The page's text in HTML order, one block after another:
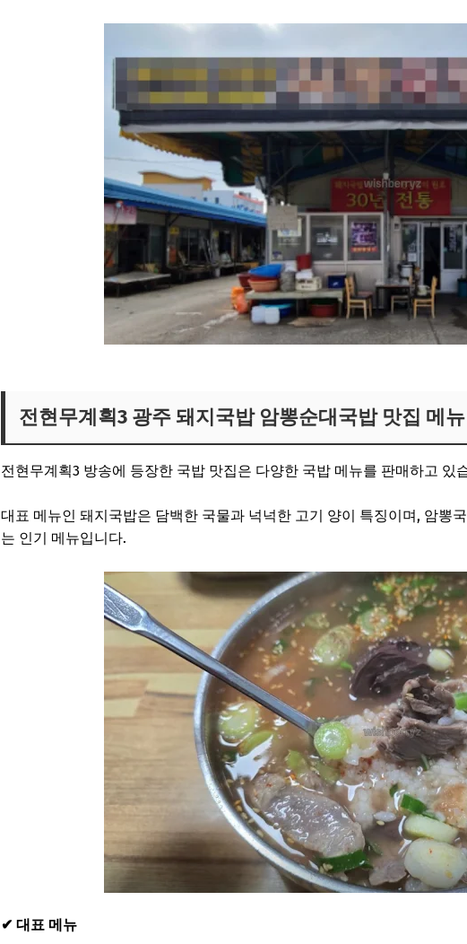
전현무계획3 광주 돼지국밥 암뽕순대국밥 맛집 메
전현무계획3 방송에 등장한 국밥 맛집은 다양한 국밥 메뉴를 판매하고 있
대표 메뉴인 돼지국밥은 담백한 국물과 넉넉한 고기 양이 특징이며, 암뽕
는 인기 메뉴입니다.
✔ 대표 메뉴